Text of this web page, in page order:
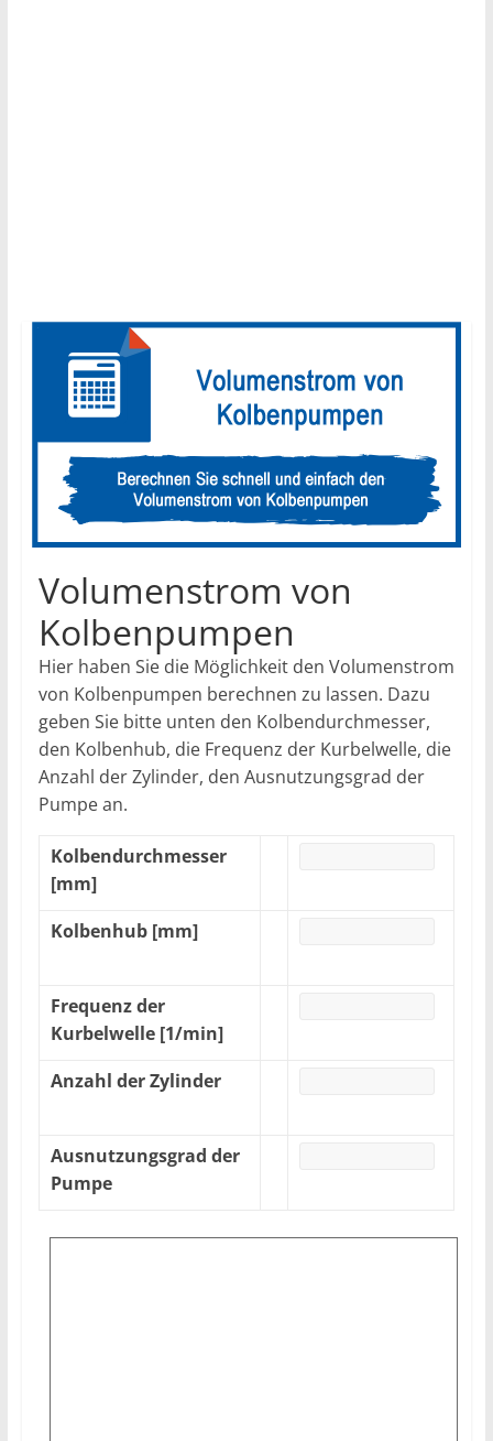
Volumenstrom von
Kolbenpumpen
Hier haben Sie die Möglichkeit den Volumenstrom
von Kolbenpumpen berechnen zu lassen. Dazu
geben Sie bitte unten den Kolbendurchmesser,
den Kolbenhub, die Frequenz der Kurbelwelle, die
Anzahl der Zylinder, den Ausnutzungsgrad der
Pumpe an.
Kolbendurchmesser
[mm]
Kolbenhub [mm]
Frequenz der
Kurbelwelle [1/min]
Anzahl der Zylinder
Ausnutzungsgrad der
Pumpe